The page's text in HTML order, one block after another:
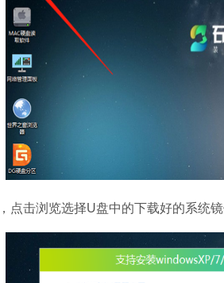
击浏览选择U盘中的下载好的系统镜